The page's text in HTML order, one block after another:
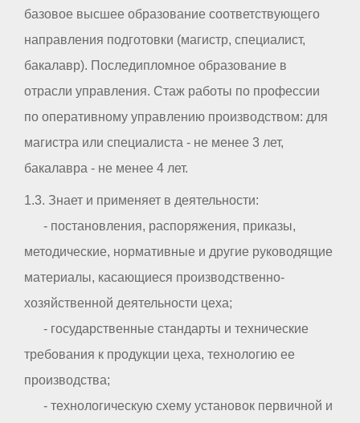
базовое высшее образование соответствующего
направления подготовки (магистр, специалист,
бакалавр). Последипломное образование в
отрасли управления. Стаж работы по профессии
по оперативному управлению производством: для
магистра или специалиста - не менее 3 лет,
бакалавра - не менее 4 лет.
1.3. Знает и применяет в деятельности:
- постановления, распоряжения, приказы,
методические, нормативные и другие руководящие
материалы, касающиеся производственно-
хозяйственной деятельности цеха;
- государственные стандарты и технические
требования к продукции цеха, технологию ее
производства;
- технологическую схему установок первичной и